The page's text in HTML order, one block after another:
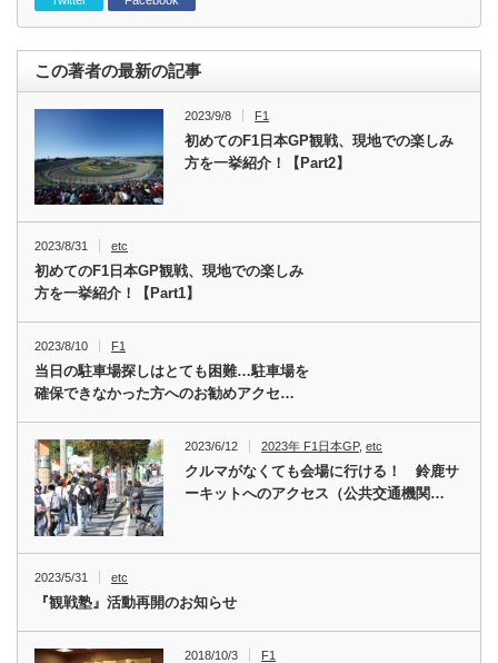
この著者の最新の記事
2023/9/8 F1
初めてのF1日本GP観戦、現地での楽しみ
方を一挙紹介！【Part2】
2023/8/31 etc
初めてのF1日本GP観戦、現地での楽しみ
方を一挙紹介！【Part1】
2023/8/10 F1
当日の駐車場探しはとても困難…駐車場を
確保できなかった方へのお勧めアクセ…
2023/6/12 2023年 F1日本GP,etc
クルマがなくても会場に行ける！ 鈴鹿サ
ーキットへのアクセス（公共交通機関…
2023/5/31 etc
『観戦塾』活動再開のお知らせ
2018/10/3 F1